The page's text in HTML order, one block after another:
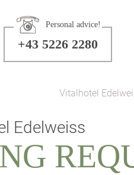
Personal advice!
+43 5226 2280
Vitalhotel
Edelweiss